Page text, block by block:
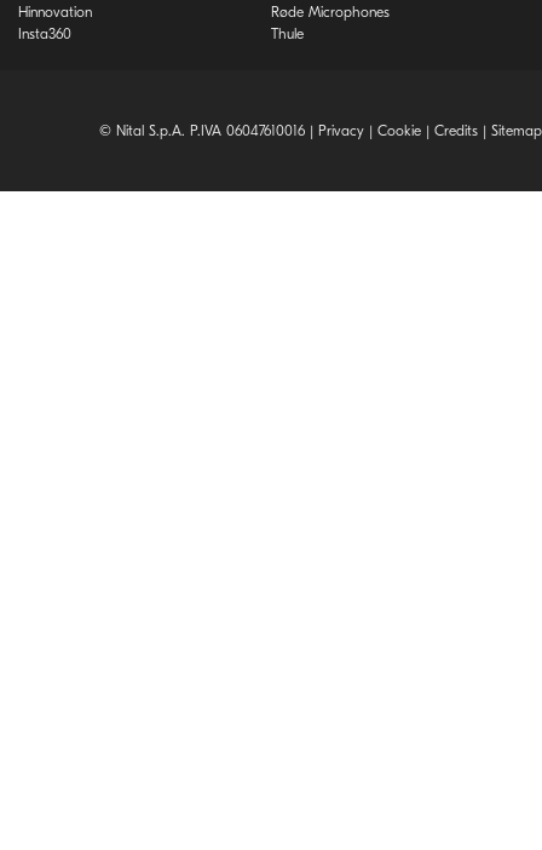
Hinnovation
Insta360
Røde Microphones
Thule
© Nital S.p.A. P.IVA 06047610016 | Privacy | Cookie | Credits | Sitemap